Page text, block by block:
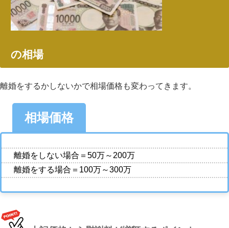
の相場
離婚をするかしないかで相場価格も変わってきます。
相場価格
離婚をしない場合＝50万～200万
離婚をする場合＝100万～300万